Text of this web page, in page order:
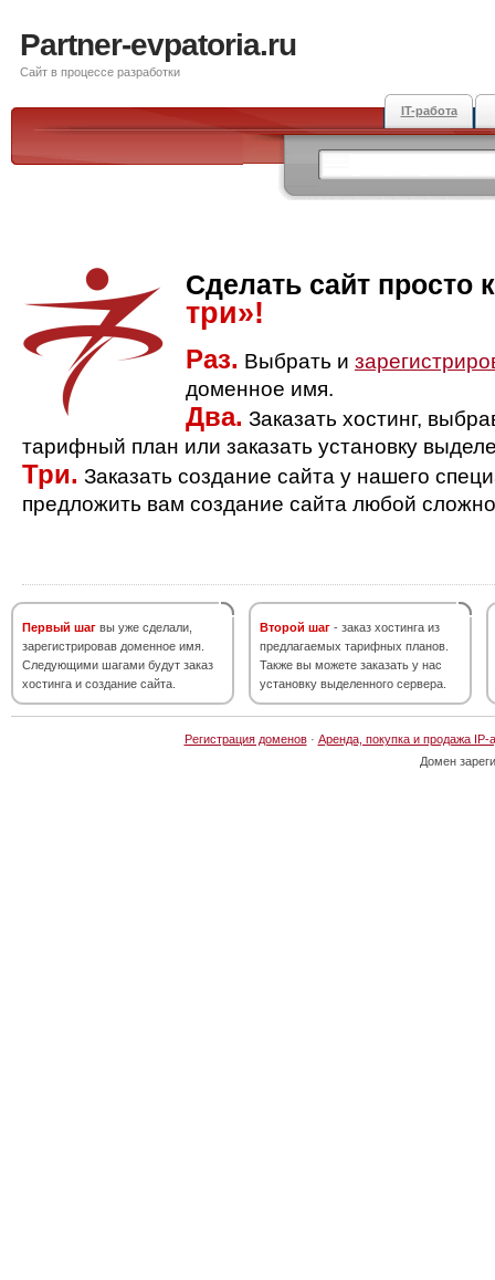
Partner-evpatoria.ru
Сайт в процессе разработки
IT-работа
Сделать сайт просто
три»!
Раз. Выбрать и
доменное имя.
Два. Заказать хостинг,
тарифный план или заказать установку
Три. Заказать создание сайта у нашего
предложить вам создание сайта любой
Первый шаг вы уже сделали,
зарегистрировав доменное имя.
Следующими шагами будут заказ
хостинга и создание сайта.
Второй шаг - заказ хостинга из
предлагаемых тарифных планов.
Также вы можете заказать у нас
установку выделенного сервера.
Регистрация доменов· Аренда, покупка и продажа IP-
Домен